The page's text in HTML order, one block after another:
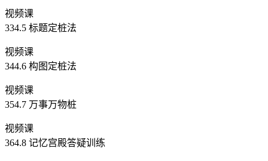
视频课
334.5 标题定桩法
视频课
344.6 构图定桩法
视频课
354.7 万事万物桩
视频课
364.8 记忆宫殿答疑训练